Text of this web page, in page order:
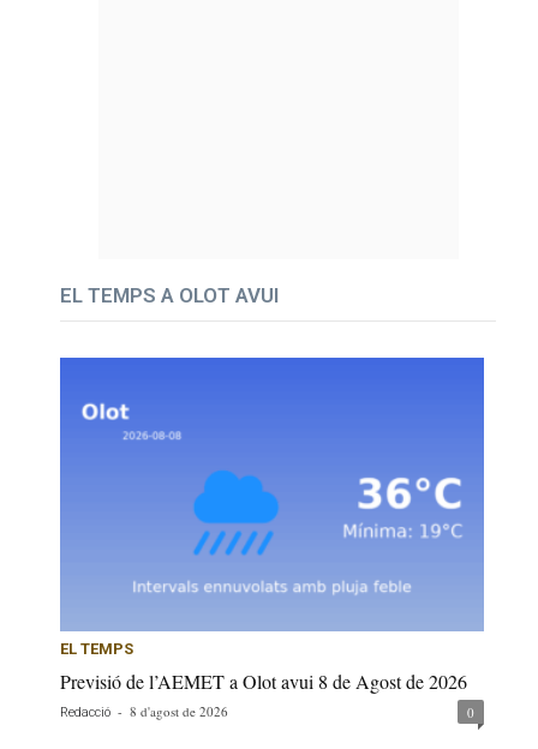
EL TEMPS A OLOT AVUI
EL TEMPS
Previsió de l’AEMET a Olot avui 8 de Agost de 2026
Redacció - 8 d'agost de 2026 0